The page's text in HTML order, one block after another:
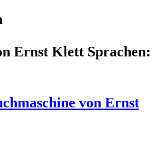
Ernst Klett Sprachen:
von Ernst